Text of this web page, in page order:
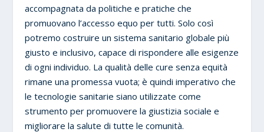
accompagnata da politiche e pratiche che
promuovano l’accesso equo per tutti. Solo così
potremo costruire un sistema sanitario globale più
giusto e inclusivo, capace di rispondere alle esigenze
di ogni individuo. La qualità delle cure senza equità
rimane una promessa vuota; è quindi imperativo che
le tecnologie sanitarie siano utilizzate come
strumento per promuovere la giustizia sociale e
migliorare la salute di tutte le comunità.